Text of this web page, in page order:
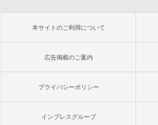
本サイトのご利用について
広告掲載のご案内
プライバシーポリシー
インプレスグループ